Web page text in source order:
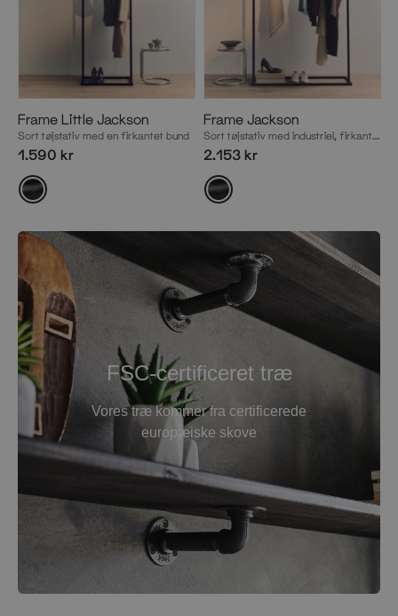
Frame Little Jackson
Sort tøjstativ med en firkantet bund
1.590 kr
Frame Jackson
Sort tøjstativ med industriel, firkantet bund
2.153 kr
FSC-certificeret træ
Vores træ kommer fra certificerede
europæiske skove